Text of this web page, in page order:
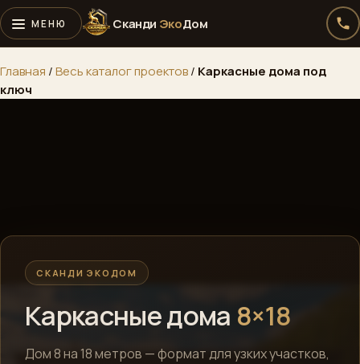
Сканди ЭкоДом
Главная /Весь каталог проектов/ Каркасные дома под
ключ
СКАНДИ ЭКОДОМ
Каркасные дома 8×18
Дом 8 на 18 метров — формат для узких участков,